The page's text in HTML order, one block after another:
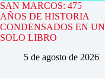
SAN MARCOS: 475
AÑOS DE HISTORIA
CONDENSADOS EN UN
SOLO LIBRO
5 de agosto de 2026